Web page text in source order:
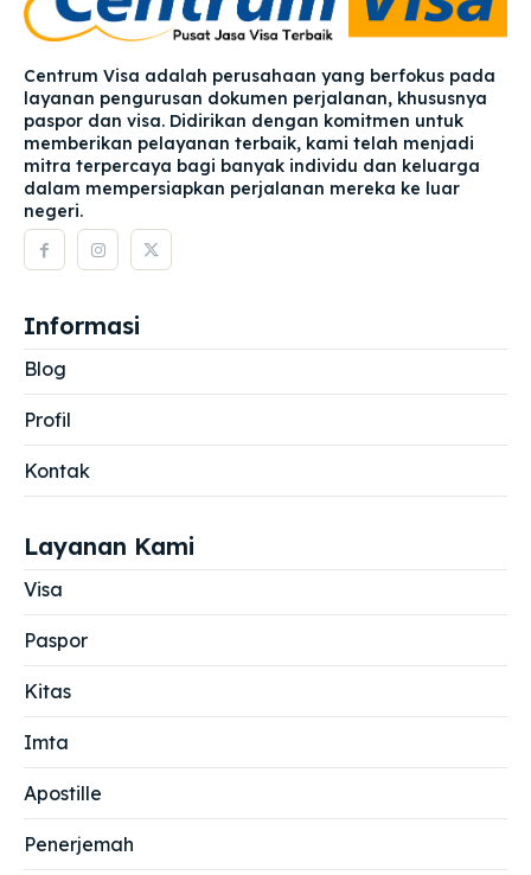
Centrum Visa adalah perusahaan yang berfokus pada
layanan pengurusan dokumen perjalanan, khususnya
paspor dan visa. Didirikan dengan komitmen untuk
memberikan pelayanan terbaik, kami telah menjadi
mitra terpercaya bagi banyak individu dan keluarga
dalam mempersiapkan perjalanan mereka ke luar
negeri.
Informasi
Blog
Profil
Kontak
Layanan Kami
Visa
Paspor
Kitas
Imta
Apostille
Penerjemah